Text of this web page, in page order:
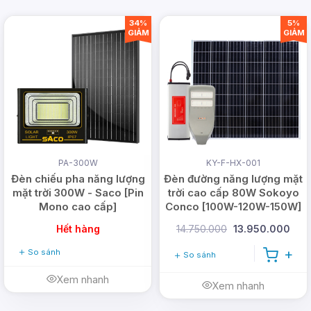
Màu sắc của sản phẩm
Đèn trụ cổng năng lượng mặt trời DMT-TC01
PA-300W
Đèn chiếu pha năng lượng
mặt trời 300W - Saco [Pin
Mono cao cấp]
Hết hàng
So sánh
Xem nhanh
34%
GIẢM
KY-F-HX-001
Đèn đường năng lượng mặt
trời cao cấp 80W Sokoyo
Conco [100W-120W-150W]
14.750.000 13.950.000
So sánh
Xem nhanh
5%
GIẢM